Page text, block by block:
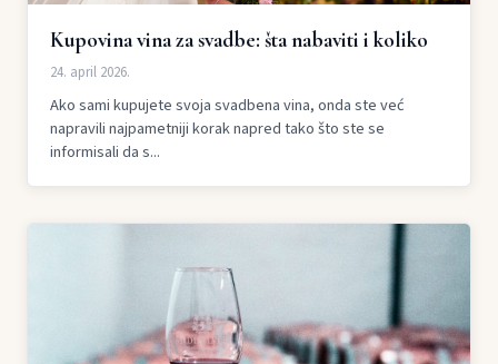
Kupovina vina za svadbe: šta nabaviti i koliko
24. april 2026.
Ako sami kupujete svoja svadbena vina, onda ste već
napravili najpametniji korak napred tako što ste se
informisali da s...